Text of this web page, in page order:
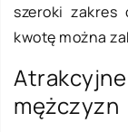
szeroki zakres
kwotę można
mężczyzn